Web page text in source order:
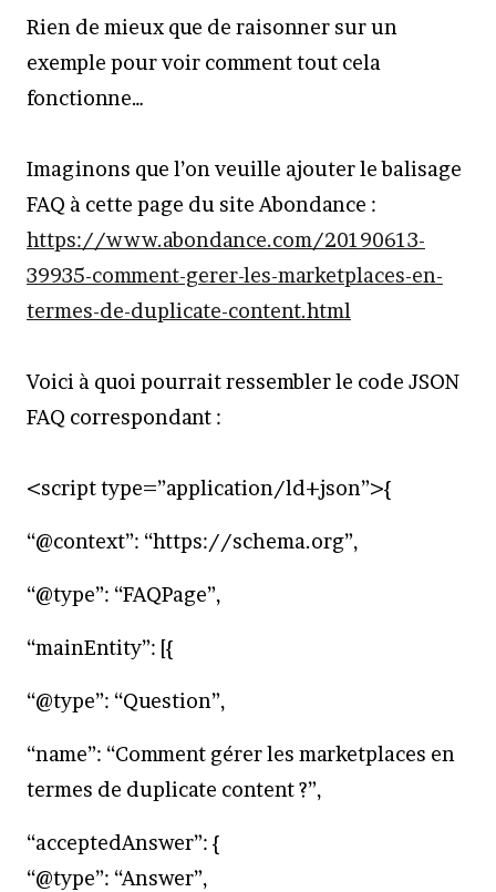
Rien de mieux que de raisonner sur un
exemple pour voir comment tout cela
fonctionne…
Imaginons que l’on veuille ajouter le balisage
FAQ à cette page du site Abondance :
https://www.abondance.com/20190613-
39935-comment-gerer-les-marketplaces-en-
termes-de-duplicate-content.html
Voici à quoi pourrait ressembler le code JSON
FAQ correspondant :
<script type=”application/ld+json”>{
“@context”: “https://schema.org”,
“@type”: “FAQPage”,
“mainEntity”: [{
“@type”: “Question”,
“name”: “Comment gérer les marketplaces en
termes de duplicate content ?”,
“acceptedAnswer”: {
“@type”: “Answer”,